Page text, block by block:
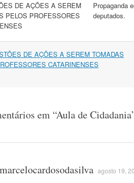
DE AÇÕES A SEREM
PELOS PROFESSORES
Propaganda
deputados.
DE AÇÕES A SEREM TOMADAS
CATARINENSES
em “Aula de Cidadania
marcelocardosodasilva agosto 19,